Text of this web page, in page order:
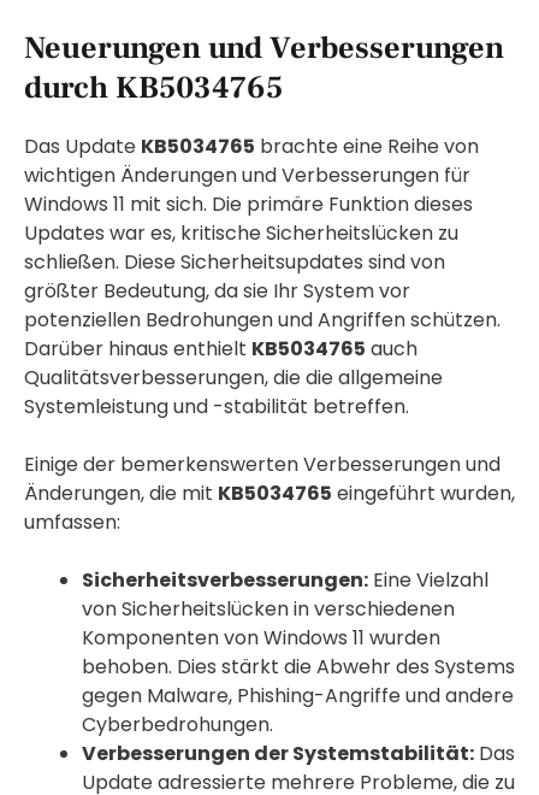
Neuerungen und Verbesserungen
durch KB5034765
Das Update KB5034765 brachte eine Reihe von
wichtigen Änderungen und Verbesserungen für
Windows 11 mit sich. Die primäre Funktion dieses
Updates war es, kritische Sicherheitslücken zu
schließen. Diese Sicherheitsupdates sind von
größter Bedeutung, da sie Ihr System vor
potenziellen Bedrohungen und Angriffen schützen.
Darüber hinaus enthielt KB5034765 auch
Qualitätsverbesserungen, die die allgemeine
Systemleistung und -stabilität betreffen.
Einige der bemerkenswerten Verbesserungen und
Änderungen, die mit KB5034765 eingeführt wurden,
umfassen:
Sicherheitsverbesserungen: Eine Vielzahl
von Sicherheitslücken in verschiedenen
Komponenten von Windows 11 wurden
behoben. Dies stärkt die Abwehr des Systems
gegen Malware, Phishing-Angriffe und andere
Cyberbedrohungen.
Verbesserungen der Systemstabilität: Das
Update adressierte mehrere Probleme, die zu